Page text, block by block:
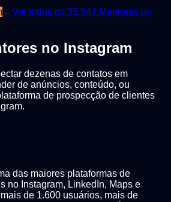
←Ver todos os 35.544 Mentores no
no Instagram
dezenas de contatos em
de anúncios, conteúdo, ou
de prospecção de clientes
das maiores plataformas de
no Instagram, LinkedIn, Maps e
de 1.600 usuários, mais de